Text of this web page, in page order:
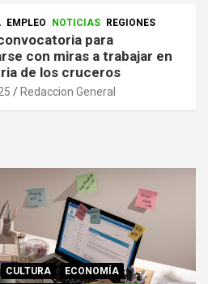
EMPLEO NOTICIAS REGIONES
para
con miras a trabajar en
de los cruceros
Redaccion General
CULTURA
ECONOMÍA